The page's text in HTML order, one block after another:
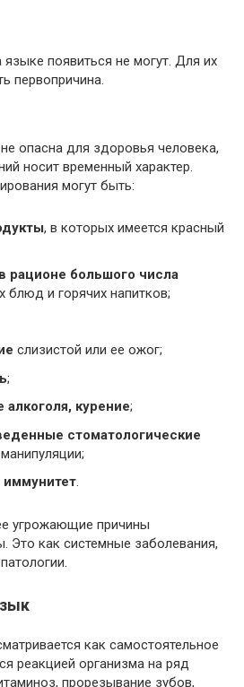
появиться не могут. Для их
первопричина.
опасна для здоровья человека,
носит временный характер.
могут быть:
, в которых имеется красный
рационе большого числа
блюд и горячих напитков;
слизистой или ее ожог;
;
алкоголя, курение;
стоматологические
.
угрожающие причины
Это как системные заболевания,
как самостоятельное
реакцией организма на ряд
прорезывание зубов,